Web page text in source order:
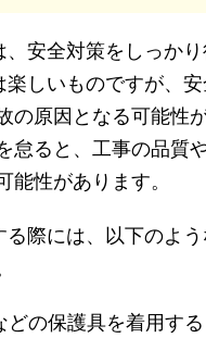
、安全対策をしっか
楽しいものですが、
の原因となる可能性
怠ると、工事の品質
能性があります。
る際には、以下のよ
の保護具を着用する